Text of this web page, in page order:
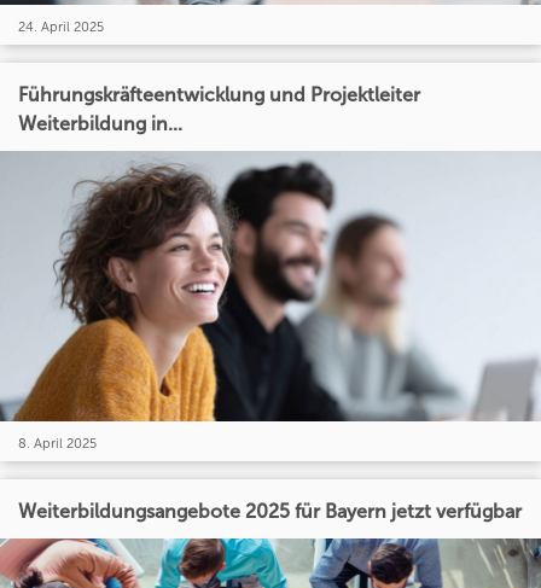
24. April 2025
Führungskräfteentwicklung und Projektleiter
Weiterbildung in...
8. April 2025
Weiterbildungsangebote 2025 für Bayern jetzt verfügbar